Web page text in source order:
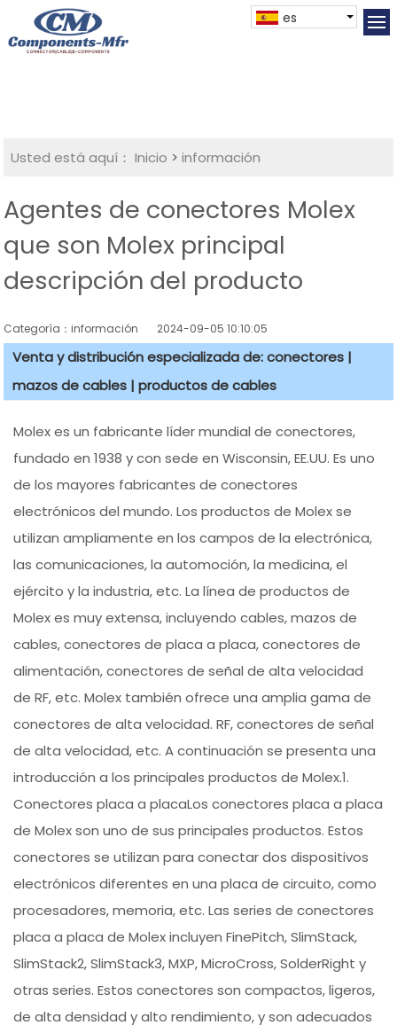
es
Usted está aquí： Inicio >información
Agentes de conectores Molex
que son Molex principal
descripción del producto
Categoría：información 2024-09-05 10:10:05
Venta y distribución especializada de: conectores |
mazos de cables | productos de cables
Molex es un fabricante líder mundial de conectores,
fundado en 1938 y con sede en Wisconsin, EE.UU. Es uno
de los mayores fabricantes de conectores
electrónicos del mundo. Los productos de Molex se
utilizan ampliamente en los campos de la electrónica,
las comunicaciones, la automoción, la medicina, el
ejército y la industria, etc. La línea de productos de
Molex es muy extensa, incluyendo cables, mazos de
cables, conectores de placa a placa, conectores de
alimentación, conectores de señal de alta velocidad
de RF, etc. Molex también ofrece una amplia gama de
conectores de alta velocidad. RF, conectores de señal
de alta velocidad, etc. A continuación se presenta una
introducción a los principales productos de Molex.1.
Conectores placa a placaLos conectores placa a placa
de Molex son uno de sus principales productos. Estos
conectores se utilizan para conectar dos dispositivos
electrónicos diferentes en una placa de circuito, como
procesadores, memoria, etc. Las series de conectores
placa a placa de Molex incluyen FinePitch, SlimStack,
SlimStack2, SlimStack3, MXP, MicroCross, SolderRight y
otras series. Estos conectores son compactos, ligeros,
de alta densidad y alto rendimiento, y son adecuados